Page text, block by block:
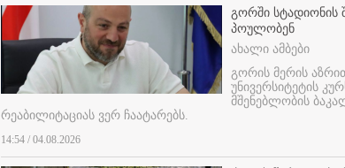
გორში სტადიონის
პოულობენ
ახალი ამბები
გორის მერის
უნივერსიტეტის
მშენებლობის
რეაბილიტაციას ვერ ჩაატარებს.
14:54 / 04.08.2026